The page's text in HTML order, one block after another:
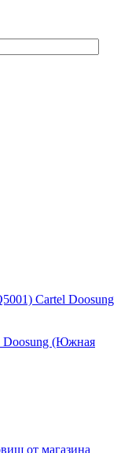
Doosung (Южная